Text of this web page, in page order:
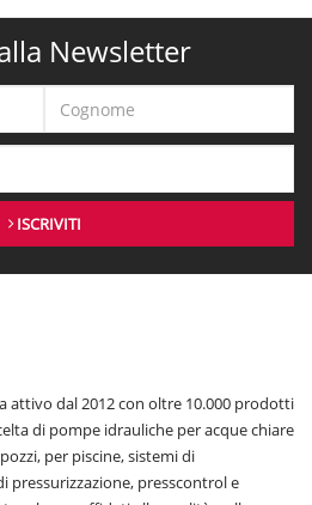
Newsletter
ISCRIVITI
attivo dal 2012 con oltre 10.000 prodotti
di pompe idrauliche per acque chiare
per piscine, sistemi di
pressurizzazione, presscontrol e